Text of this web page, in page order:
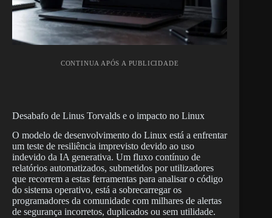
CONTINUA APÓS A PUBLICIDADE
Desabafo de Linus Torvalds e o impacto no Linux
O modelo de desenvolvimento do Linux está a enfrentar
um teste de resiliência imprevisto devido ao uso
indevido da IA generativa. Um fluxo contínuo de
relatórios automatizados, submetidos por utilizadores
que recorrem a estas ferramentas para analisar o código
do sistema operativo, está a sobrecarregar os
programadores da comunidade com milhares de alertas
de segurança incorretos, duplicados ou sem utilidade.